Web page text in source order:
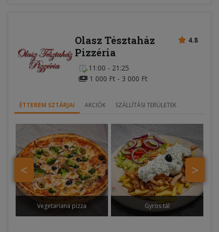
4.8
Olasz Tésztaház
Pizzéria
11:00 - 21:25
1 000 Ft - 3 000 Ft
ÉTTEREM SZTÁRJAI AKCIÓK SZÁLLÍTÁSI TERÜLETEK
>
<
Vegetariana pizza Gyros tál